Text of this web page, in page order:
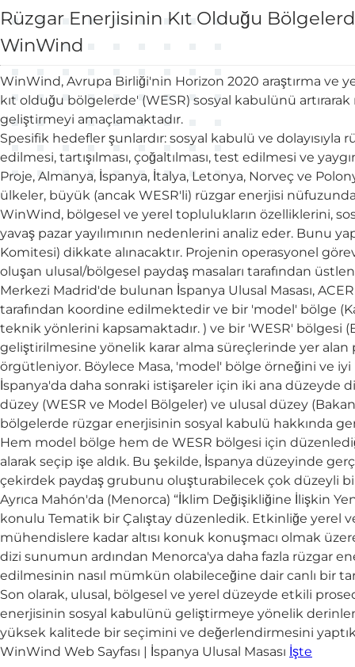
Rüzgar Enerjisinin Kıt Olduğu
WinWind
WinWind, Avrupa Birliği'nin Horizon 2020 araştırma ve
kıt olduğu bölgelerde' (WESR) sosyal kabulünü artırarak
geliştirmeyi amaçlamaktadır.
Spesifik hedefler şunlardır: sosyal kabulü ve dolayısıyla
edilmesi, tartışılması, çoğaltılması, test edilmesi ve
Proje, Almanya, İspanya, İtalya, Letonya, Norveç ve
ülkeler, büyük (ancak WESR'li) rüzgar enerjisi
WinWind, bölgesel ve yerel toplulukların özelliklerini,
yavaş pazar yayılımının nedenlerini analiz eder. Bunu
Komitesi) dikkate alınacaktır. Projenin operasyonel
oluşan ulusal/bölgesel paydaş masaları tarafından
Merkezi Madrid'de bulunan İspanya Ulusal Masası,
tarafından koordine edilmektedir ve bir 'model' bölge
teknik yönlerini kapsamaktadır. ) ve bir 'WESR' bölgesi
geliştirilmesine yönelik karar alma süreçlerinde yer alan
örgütleniyor. Böylece Masa, 'model' bölge örneğini ve iyi
İspanya'da daha sonraki istişareler için iki ana
düzey (WESR ve Model Bölgeler) ve ulusal düzey
bölgelerde rüzgar enerjisinin sosyal kabulü hakkında
Hem model bölge hem de WESR bölgesi için
alarak seçip işe aldık. Bu şekilde, İspanya düzeyinde
çekirdek paydaş grubunu oluşturabilecek çok düzeyli
Ayrıca Mahón'da (Menorca) “İklim Değişikliğine İlişkin
konulu Tematik bir Çalıştay düzenledik. Etkinliğe
mühendislere kadar altısı konuk konuşmacı olmak
dizi sunumun ardından Menorca'ya daha fazla rüzgar
edilmesinin nasıl mümkün olabileceğine dair canlı bir
Son olarak, ulusal, bölgesel ve yerel düzeyde etkili
enerjisinin sosyal kabulünü geliştirmeye yönelik
yüksek kalitede bir seçimini ve değerlendirmesini
WinWind Web Sayfası | İspanya Ulusal Masası İşte